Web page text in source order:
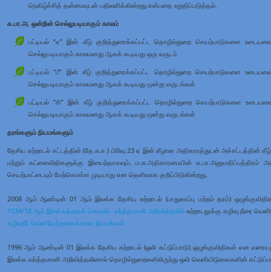
நெகிழ்ச்சித் தன்மையுடன் பதிலளிக்கின்றது என்பதை உறுதிப்படுத்தல்.
சு.பா.அ. ஒன்றின் செல்லுபடியாகும் காலம்
பட்டியல் “ஏ” இன் கீழ் குறித்துரைக்கப்பட்ட தொழில்துறை செயற்பாடுகளை உடையவை
செல்லுபடியாகும் காலமனது ஆகக் கூடியது ஒரு வருடம்
பட்டியல் “பீ” இன் கீழ் குறித்துரைக்கப்பட்ட தொழில்துறை செயற்பாடுகளை உடையவை
செல்லுபடியாகும் காலமனது ஆகக் கூடியது மூன்று வருடங்கள்
பட்டியல் “சி” இன் கீழ் குறித்துரைக்கப்பட்ட தொழில்துறை செயற்பாடுகளை உடையவை
செல்லுபடியாகும் காலமனது ஆகக் கூடியது மூன்று வருடங்கள்
தரங்களும் நியமங்களும்
தேசிய சுற்றாடல் சட்டத்தின் (தே.சு.ச.) பிரிவு 23 ஏ இன் கீழான அதிகாரத்துடன்
மற்றும் கட்ளைவிதிகளுக்கு இயைந்தாகவும், ம.சு.அதிகாரபையின்
செயற்பாட்டையும் மேற்கொள்ள முடியாது என தெளிவாக குறிப்பிடுகின்றது.
2008 ஆம் ஆண்டின் 01 ஆம் இலக்க தேசிய சுற்றாடல் (பாதுகாப்பு மற்றம் தரம்)
1534/18 ஆம் இலக்கத்தைக் கொண்ட வர்த்தமானி அறிவித்தலில் சுற்றாடலுக்கு கழிவு நீரை
கழிவுநீர் வெளியேற்றுகைக்கான நியமங்கள்
1996 ஆம் ஆண்டின் 01 இலக்க தேசிய சுற்றாடல் (ஒலி கட்டுப்பாடு) ஒழுங்குவிதிகள் என
இலக்க வர்த்தமானி அறிவித்தலினால் தொழில்துறைகளிலிருந்து ஒலி வெளியிடுகைகளின்